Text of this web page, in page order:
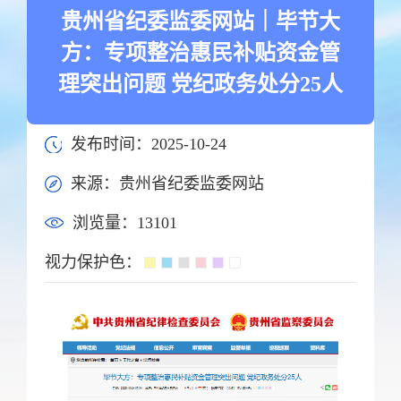
贵州省纪委监委网站｜毕节大
方：专项整治惠民补贴资金管
理突出问题 党纪政务处分25人
发布时间：2025-10-24
来源：贵州省纪委监委网站
浏览量： 13101
视力保护色：